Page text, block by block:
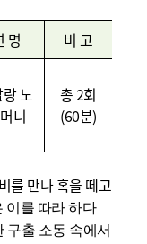
명 비 고
노
니
총2회
(60분)
를 만나 혹을 떼고
이를 따라 하다
구출 소동 속에서